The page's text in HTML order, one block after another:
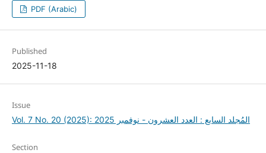
PDF (Arabic)
Published
2025-11-18
Issue
Vol. 7 No. 20 (2025): المُجلد السابع : العدد العشرون - نوفمبر 2025
Section